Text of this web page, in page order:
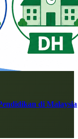
di Malaysia